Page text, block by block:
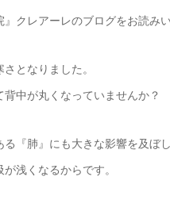
クレアーレのブログをお読み
となりました。
中が丸くなっていませんか？
『肺』にも大きな影響を及ぼ
浅くなるからです。